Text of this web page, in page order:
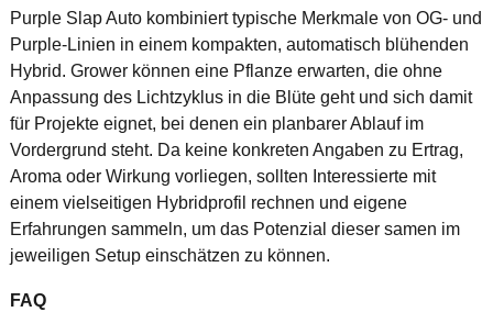
Purple Slap Auto kombiniert typische Merkmale von OG- und
Purple-Linien in einem kompakten, automatisch blühenden
Hybrid. Grower können eine Pflanze erwarten, die ohne
Anpassung des Lichtzyklus in die Blüte geht und sich damit
für Projekte eignet, bei denen ein planbarer Ablauf im
Vordergrund steht. Da keine konkreten Angaben zu Ertrag,
Aroma oder Wirkung vorliegen, sollten Interessierte mit
einem vielseitigen Hybridprofil rechnen und eigene
Erfahrungen sammeln, um das Potenzial dieser samen im
jeweiligen Setup einschätzen zu können.
FAQ